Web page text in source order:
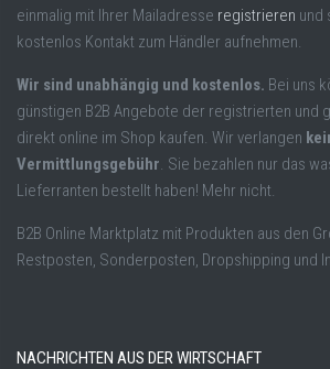
einmalig mit Ihrer Mailadresse registrieren und
kostenlos Kontakt zum Händler aufnehmen.
Wir sind unabhängig und kostenlos. Bei uns
günstigen B2B Angebote der registrierten und
direkt online im Shop kaufen. Wir verlangen
Vermittlungsgebühr. Sie bezahlen nur das
Lieferranten bestellt haben! Mehr nicht.
B2B Online Marktplatz mit Produkten aus den
Restposten, Sonderposten, Dropshipping und
NACHRICHTEN AUS DER WIRTSCHAFT